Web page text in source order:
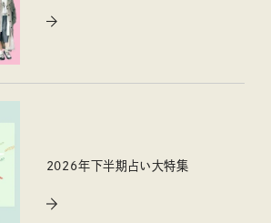
2026年下半期占い大特集